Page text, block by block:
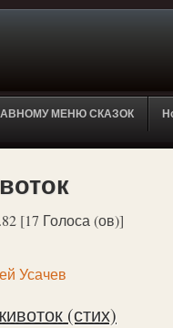
МЕНЮ СКАЗОК
[17 Голоса (ов)]
Усачев
(стих)